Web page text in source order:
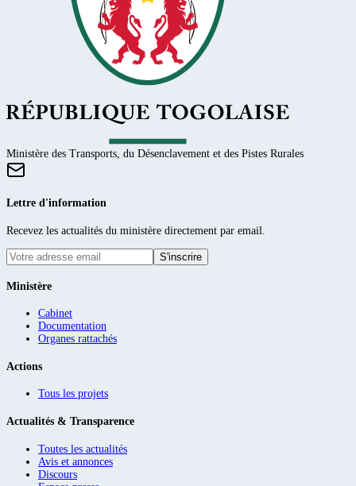
Ministère des Transports, du Désenclavement et des Pistes Rurales
Lettre d'information
Recevez les actualités du ministère directement par email.
S'inscrire
Ministère
Cabinet
Documentation
Organes rattachés
Actions
Tous les projets
Actualités & Transparence
Toutes les actualités
Avis et annonces
Discours